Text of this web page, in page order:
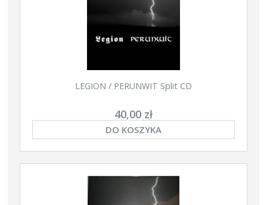
LEGION / PERUNWIT Split CD
40,00 zł
DO KOSZYKA